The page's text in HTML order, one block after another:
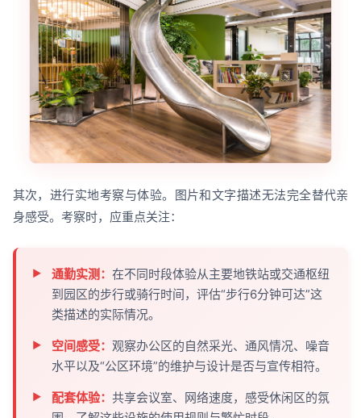
其次，进行实地考察与体验。图片和文字描述无法完全替代亲
身感受。考察时，应重点关注：
通勤实测： 在不同时段体验从主要地铁站或交通枢纽
到园区的步行或骑行时间，评估“步行6分钟可达”这
类描述的实际情况。
空间感受： 观察办公区的自然采光、通风情况、噪音
水平以及“公区环境”的维护与设计是否与宣传相符。
配套体验： 共享会议室、网络速度，感受休闲区的氛